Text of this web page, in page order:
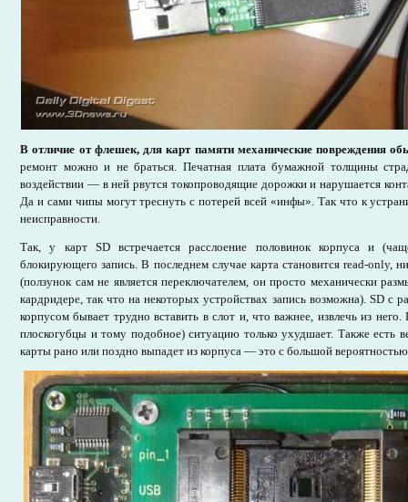
В отличие от флешек, для карт памяти механические повреждения
ремонт можно и не браться. Печатная плата бумажной толщины
воздействии — в ней рвутся токопроводящие дорожки и нарушается
Да и сами чипы могут треснуть с потерей всей «инфы». Так что к
неисправности.
Так, у карт SD встречается расслоение половинок корпуса и
блокирующего запись. В последнем случае карта становится read-only,
(ползунок сам не является переключателем, он просто механически
кардридере, так что на некоторых устройствах запись возможна). SD с
корпусом бывает трудно вставить в слот и, что важнее, извлечь из
плоскогубцы и тому подобное) ситуацию только ухудшает. Также есть
карты рано или поздно выпадет из корпуса — это с большой